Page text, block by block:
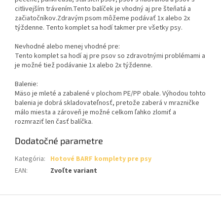
citlivejším trávením.Tento balíček je vhodný aj pre šteňatá a
začiatočníkov.Zdravým psom môžeme podávať 1x alebo 2x
týždenne. Tento komplet sa hodí takmer pre všetky psy.
Nevhodné alebo menej vhodné pre:
Tento komplet sa hodí aj pre psov so zdravotnými problémami a
je možné tiež podávanie 1x alebo 2x týždenne.
Balenie:
Mäso je mleté a zabalené v plochom PE/PP obale. Výhodou tohto
balenia je dobrá skladovateľnosť, pretože zaberá v mrazničke
málo miesta a zároveň je možné celkom ľahko zlomiť a
rozmraziť len časť balíčka.
Dodatočné parametre
Kategória: Hotové BARF komplety pre psy
EAN: Zvoľte variant